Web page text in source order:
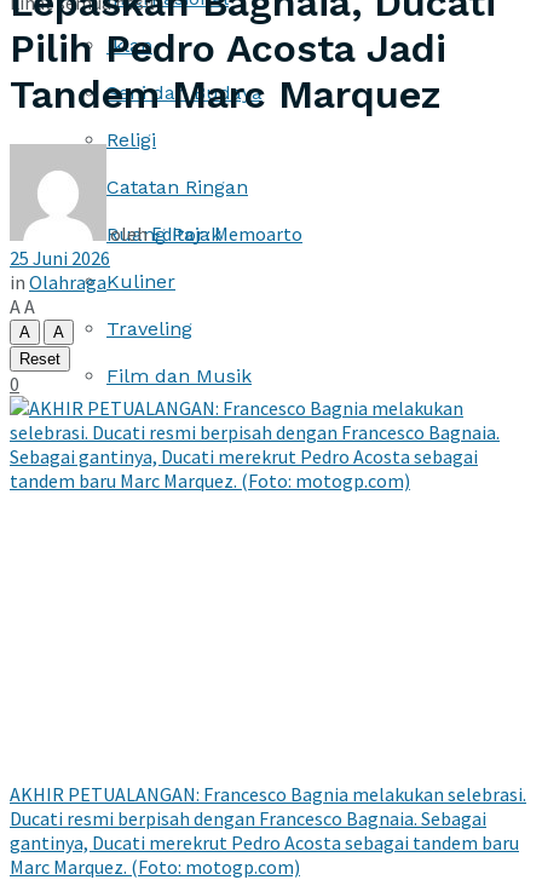
Iklan
Seni dan Budaya
Religi
Catatan Ringan
Ruang Pajak
Kuliner
Traveling
Film dan Musik
Pilih Pedro Acosta Jadi
Tandem Marc Marquez
olehEditor : Memoarto
25 Juni 2026
in Olahraga
AA
A
A
Reset
0
AKHIR PETUALANGAN: Francesco Bagnia melakukan selebrasi.
Ducati resmi berpisah dengan Francesco Bagnaia. Sebagai
gantinya, Ducati merekrut Pedro Acosta sebagai tandem baru
Marc Marquez. (Foto: motogp.com)